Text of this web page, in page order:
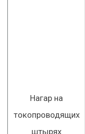
Нагар на
токопроводящих
штырях